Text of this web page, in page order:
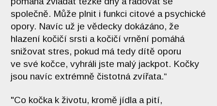
společně. Může plnit i funkci citové a psychické
opory. Navíc už je vědecky dokázáno, že
hlazení kočičí srsti a kočičí vrnění pomáhá
snižovat stres, pokud má tedy dítě oporu
ve své kočce, vyhráli jste malý jackpot. Kočky
jsou navíc extrémně čistotná zvířata.“
"Co kočka k životu, kromě jídla a pití,